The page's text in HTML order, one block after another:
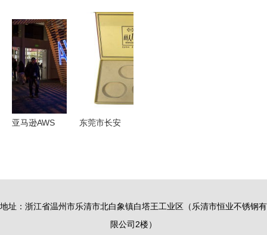
CES展上展
示未来交通
与智能家居
的互联方案
家居App开
发的特点与
设备生态解
析
亚马逊AWS
验
东莞市长安
配套解决方
地址：浙江省温州市乐清市北白象镇白塔王工业区（乐清市恒业不锈钢有
限公司2楼）